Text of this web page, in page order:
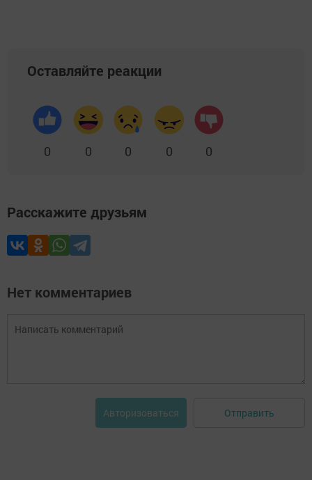
Оставляйте реакции
0 0 0 0 0
Расскажите друзьям
Нет комментариев
Авторизоваться Отправить